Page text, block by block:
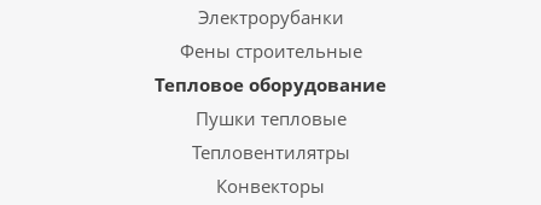
Электрорубанки
Фены строительные
Тепловое оборудование
Пушки тепловые
Тепловентилятры
Конвекторы